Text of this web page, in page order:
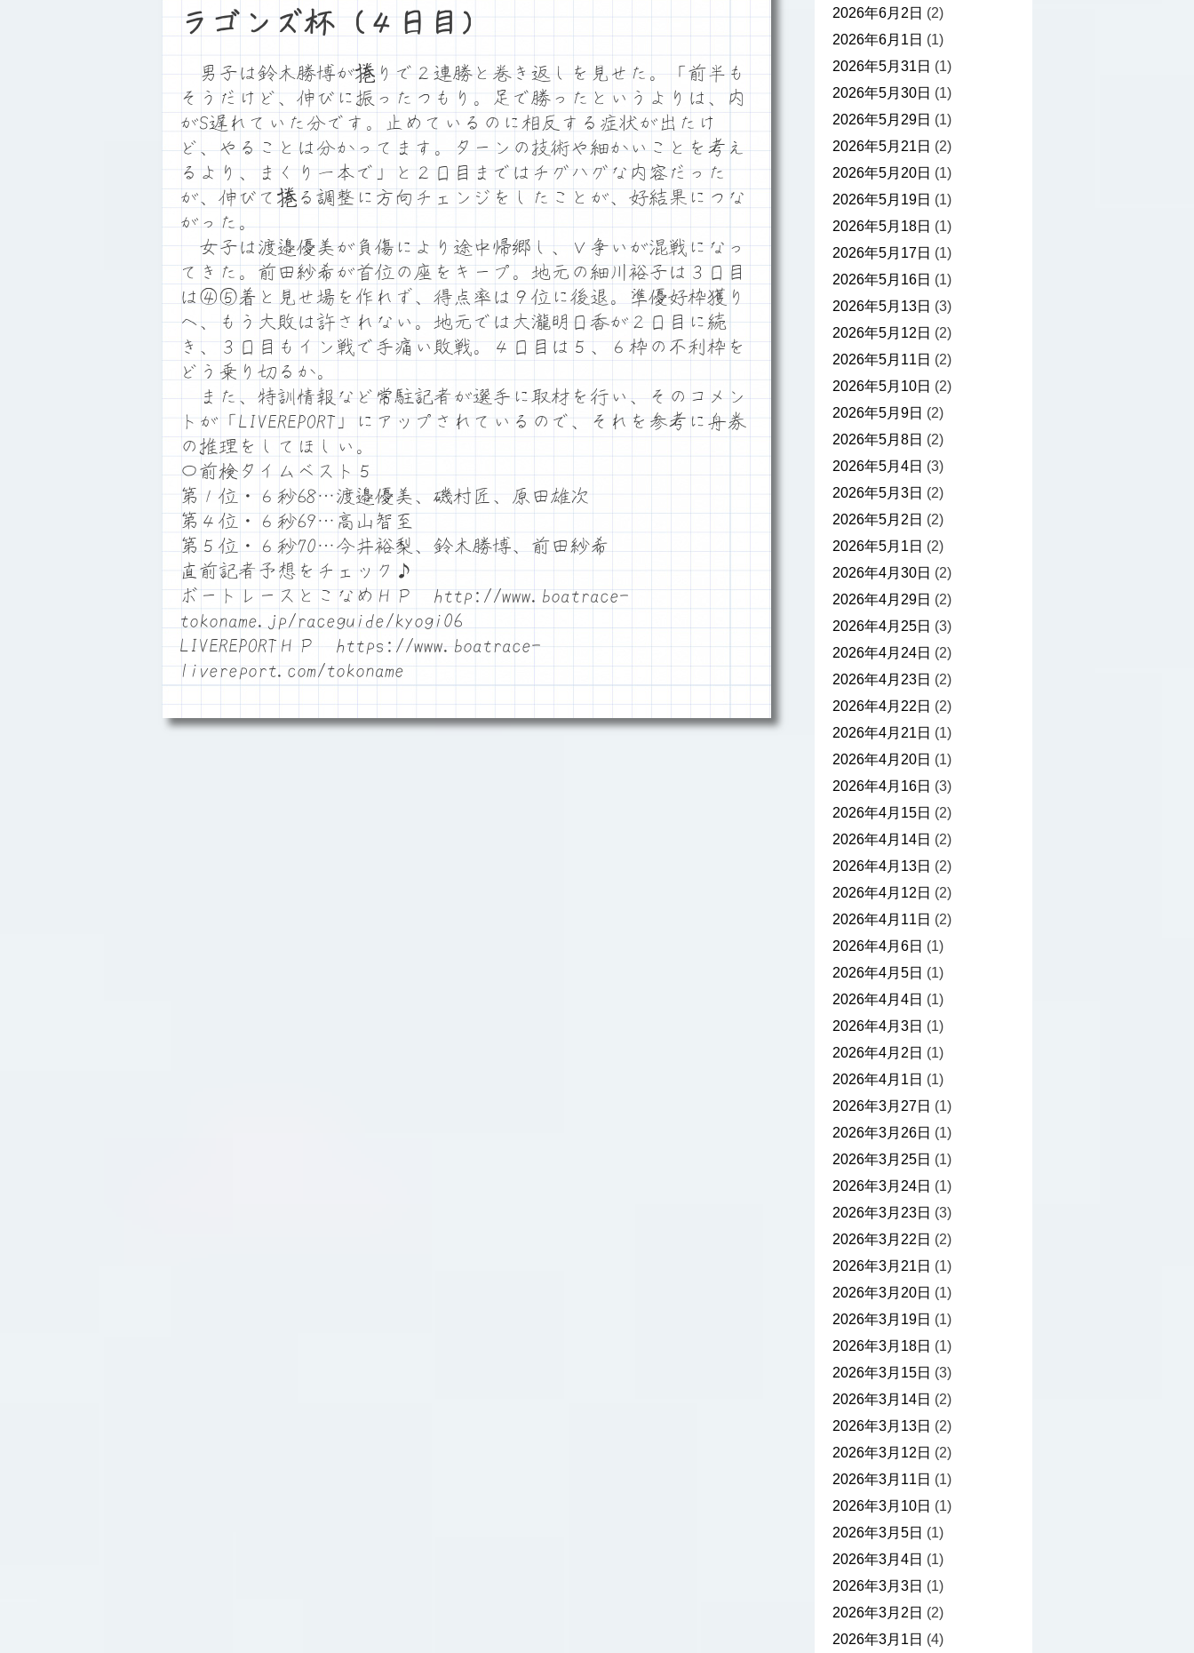
ラゴンズ杯（４日目）
男子は鈴木勝博が捲りで２連勝と巻き返しを見せた。「前半も
そうだけど、伸びに振ったつもり。足で勝ったというよりは、内
がS遅れていた分です。止めているのに相反する症状が出たけ
ど、やることは分かってます。ターンの技術や細かいことを考え
るより、まくり一本で」と２日目まではチグハグな内容だった
が、伸びて捲る調整に方向チェンジをしたことが、好結果につな
がった。
女子は渡邉優美が負傷により途中帰郷し、Ｖ争いが混戦になっ
てきた。前田紗希が首位の座をキープ。地元の細川裕子は３日目
は④⑤着と見せ場を作れず、得点率は９位に後退。準優好枠獲り
へ、もう大敗は許されない。地元では大瀧明日香が２日目に続
き、３日目もイン戦で手痛い敗戦。４日目は５、６枠の不利枠を
どう乗り切るか。
また、特訓情報など常駐記者が選手に取材を行い、そのコメン
トが「LIVEREPORT」にアップされているので、それを参考に舟券
の推理をしてほしい。
〇前検タイムベスト５
第１位・６秒68…渡邉優美、磯村匠、原田雄次
第４位・６秒69…高山智至
第５位・６秒70…今井裕梨、鈴木勝博、前田紗希
直前記者予想をチェック♪
ボートレースとこなめＨＰ http://www.boatrace-
tokoname.jp/raceguide/kyogi06
LIVEREPORTＨＰ https://www.boatrace-
livereport.com/tokoname
2026年6月2日 (2)
2026年6月1日 (1)
2026年5月31日 (1)
2026年5月30日 (1)
2026年5月29日 (1)
2026年5月21日 (2)
2026年5月20日 (1)
2026年5月19日 (1)
2026年5月18日 (1)
2026年5月17日 (1)
2026年5月16日 (1)
2026年5月13日 (3)
2026年5月12日 (2)
2026年5月11日 (2)
2026年5月10日 (2)
2026年5月9日 (2)
2026年5月8日 (2)
2026年5月4日 (3)
2026年5月3日 (2)
2026年5月2日 (2)
2026年5月1日 (2)
2026年4月30日 (2)
2026年4月29日 (2)
2026年4月25日 (3)
2026年4月24日 (2)
2026年4月23日 (2)
2026年4月22日 (2)
2026年4月21日 (1)
2026年4月20日 (1)
2026年4月16日 (3)
2026年4月15日 (2)
2026年4月14日 (2)
2026年4月13日 (2)
2026年4月12日 (2)
2026年4月11日 (2)
2026年4月6日 (1)
2026年4月5日 (1)
2026年4月4日 (1)
2026年4月3日 (1)
2026年4月2日 (1)
2026年4月1日 (1)
2026年3月27日 (1)
2026年3月26日 (1)
2026年3月25日 (1)
2026年3月24日 (1)
2026年3月23日 (3)
2026年3月22日 (2)
2026年3月21日 (1)
2026年3月20日 (1)
2026年3月19日 (1)
2026年3月18日 (1)
2026年3月15日 (3)
2026年3月14日 (2)
2026年3月13日 (2)
2026年3月12日 (2)
2026年3月11日 (1)
2026年3月10日 (1)
2026年3月5日 (1)
2026年3月4日 (1)
2026年3月3日 (1)
2026年3月2日 (2)
2026年3月1日 (4)